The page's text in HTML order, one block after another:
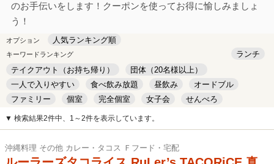
のお手伝いをします！クーポンを使ってお得に愉しみましょ
う！
オプション 人気ランキング順
キーワードランキング
ランチ
テイクアウト（お持ち帰り）
団体（20名様以上）
一人で入りやすい
食べ飲み放題 昼飲み
オードブル
ファミリー
個室 完全個室 女子会
せんべろ
キッズルーム
安い デート
▼ 検索結果2件中、1～2件を表示しています。
沖縄料理 その他 カレー・タコス Ｆフード・宅配